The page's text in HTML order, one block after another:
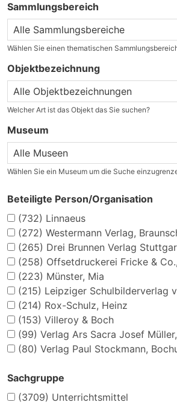
Sammlungsbereich
Wählen Sie einen thematischen
Objektbezeichnung
Welcher Art ist das Objekt das Sie suchen?
Museum
Wählen Sie ein Museum um die Suche
Beteiligte Person/Organisation
(732) Linnaeus
(272) Westermann Verlag,
(265) Drei Brunnen Verlag
(258) Offsetdruckerei Fricke &
(223) Münster, Mia
(215) Leipziger Schulbilderverlag von F.
(214) Rox-Schulz, Heinz
(153) Villeroy & Boch
(99) Verlag Ars Sacra Josef
(80) Verlag Paul Stockmann,
Sachgruppe
(3709) Unterrichtsmittel